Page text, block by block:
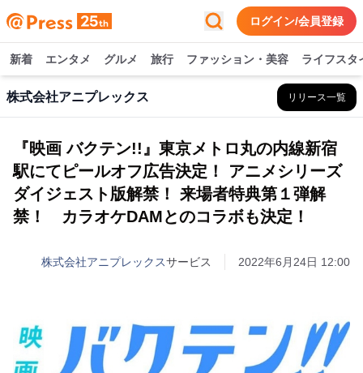
ログイン/会員登録
新着 エンタメ グルメ 旅行 ファッション・美容 ライフスタ
株式会社アニプレックス リリース一覧
『映画 バクテン!!』東京メトロ丸の内線新宿
駅にてピールオフ広告決定！ アニメシリーズ
ダイジェスト版解禁！ 来場者特典第１弾解
禁！ カラオケDAMとのコラボも決定！
株式会社アニプレックスサービス 2022年6月24日 12:00